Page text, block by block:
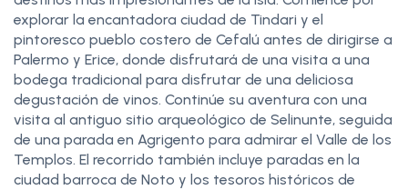
explorar la encantadora ciudad de Tindari y el
pintoresco pueblo costero de Cefalú antes de dirigirse a
Palermo y Erice, donde disfrutará de una visita a una
bodega tradicional para disfrutar de una deliciosa
degustación de vinos. Continúe su aventura con una
visita al antiguo sitio arqueológico de Selinunte, seguida
de una parada en Agrigento para admirar el Valle de los
Templos. El recorrido también incluye paradas en la
ciudad barroca de Noto y los tesoros históricos de